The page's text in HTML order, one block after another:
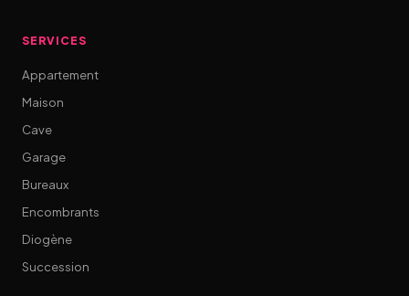
SERVICES
Appartement
Maison
Cave
Garage
Bureaux
Encombrants
Diogène
Succession